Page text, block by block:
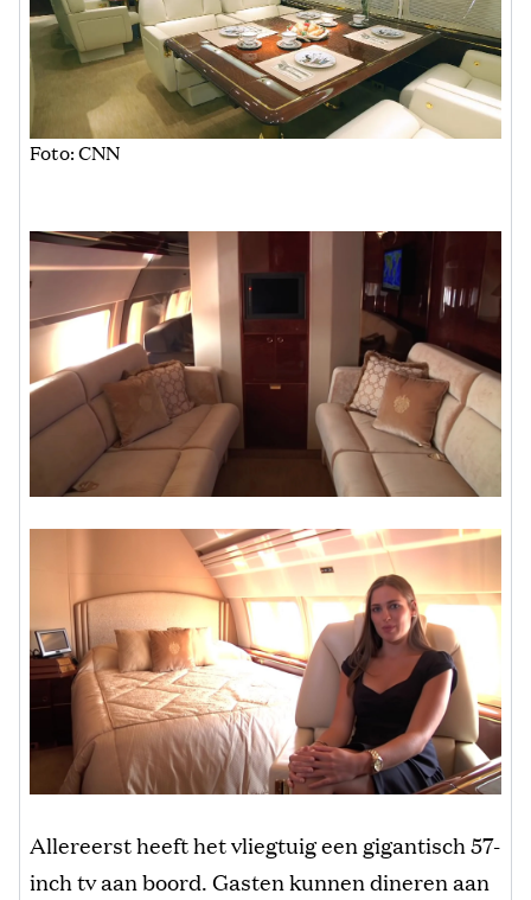
Foto: CNN
Allereerst heeft het vliegtuig een gigantisch 57-
inch tv aan boord. Gasten kunnen dineren aan